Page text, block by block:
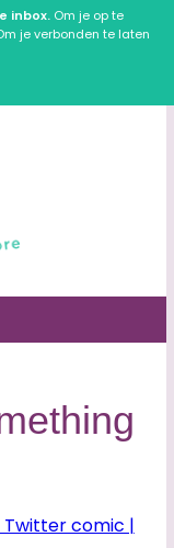
inbox. Om je op te
je verbonden te laten